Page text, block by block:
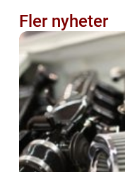
Fler nyheter